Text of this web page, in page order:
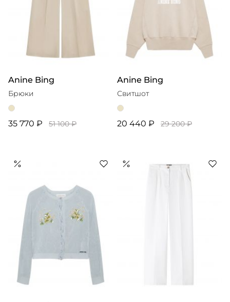
Anine Bing
Брюки
35 770 ₽ 51 100 ₽
Anine Bing
Свитшот
20 440 ₽ 29 200 ₽